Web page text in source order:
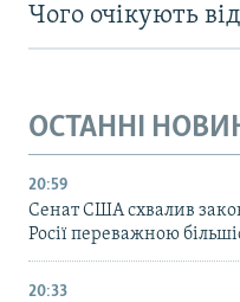
Чого очікують
ОСТАННІ
20:59
Cенат США схвалив
Росії переважною
20:33